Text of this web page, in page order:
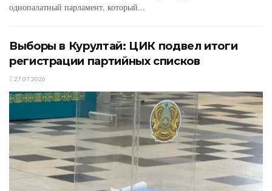
однопалатный парламент, который...
Выборы в Курултай: ЦИК подвел итоги
регистрации партийных списков
27.07.2026